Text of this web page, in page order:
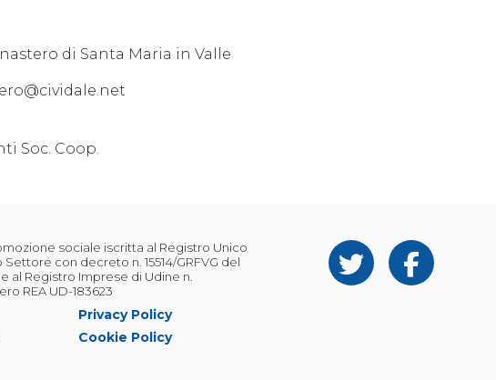
di Santa Maria in Valle
Soc. Coop.
sociale iscritta al Registro Unico
con decreto n. 15514/GRFVG del
al Registro Imprese di Udine n.
REA UD-183623
Privacy Policy
Cookie Policy